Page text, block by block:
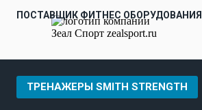
ПОСТАВЩИК ФИТНЕС ОБОРУДОВАНИЯ
ТРЕНАЖЕРЫ SMITH STRENGTH